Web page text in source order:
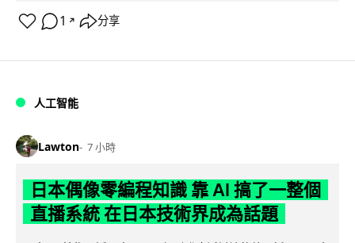
1 ↗ 分享
人工智能
Lawton 7 小時
日本偶像零編程知識 靠 AI 搞了一整個
直播系統 在日本技術界成為話題